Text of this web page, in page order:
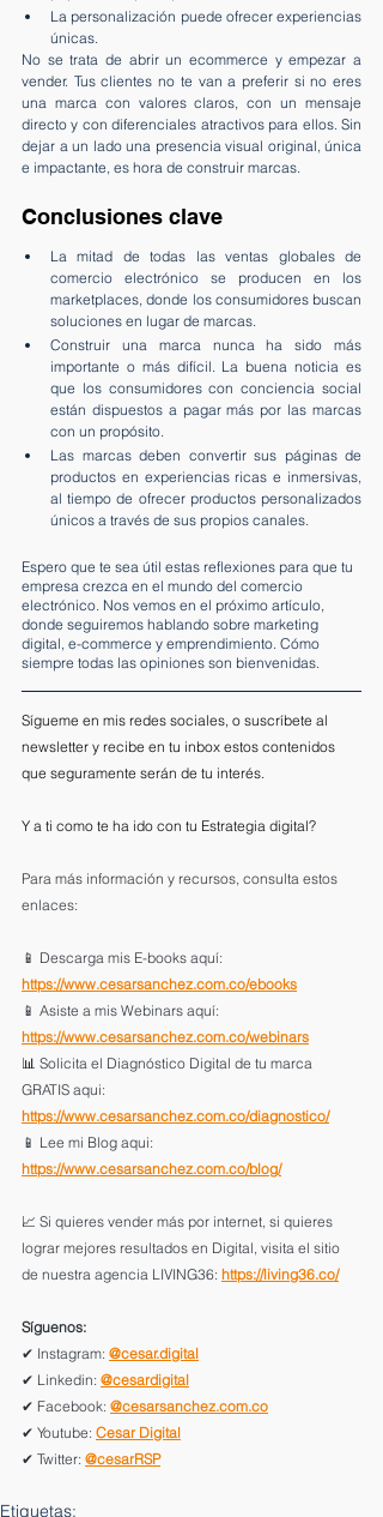
La personalización puede ofrecer experiencias
únicas.
No se trata de abrir un ecommerce y empezar a
vender. Tus clientes no te van a preferir si no eres
una marca con valores claros, con un mensaje
directo y con diferenciales atractivos para ellos. Sin
dejar a un lado una presencia visual original, única
e impactante, es hora de construir marcas.
Conclusiones clave
La mitad de todas las ventas globales de
comercio electrónico se producen en los
marketplaces, donde los consumidores buscan
soluciones en lugar de marcas.
Construir una marca nunca ha sido más
importante o más difícil. La buena noticia es
que los consumidores con conciencia social
están dispuestos a pagar más por las marcas
con un propósito.
Las marcas deben convertir sus páginas de
productos en experiencias ricas e inmersivas,
al tiempo de ofrecer productos personalizados
únicos a través de sus propios canales.
Espero que te sea útil estas reflexiones para que tu
empresa crezca en el mundo del comercio
electrónico. Nos vemos en el próximo artículo,
donde seguiremos hablando sobre marketing
digital, e-commerce y emprendimiento. Cómo
siempre todas las opiniones son bienvenidas.
Sígueme en mis redes sociales, o suscríbete al
newsletter y recibe en tu inbox estos contenidos
que seguramente serán de tu interés.
Y a ti como te ha ido con tu Estrategia digital?
Para más información y recursos, consulta estos
enlaces:
📱 Descarga mis E-books aquí:
https://www.cesarsanchez.com.co/ebooks
📱 Asiste a mis Webinars aquí:
https://www.cesarsanchez.com.co/webinars
📊 Solicita el Diagnóstico Digital de tu marca
GRATIS aqui:
https://www.cesarsanchez.com.co/diagnostico/
📱 Lee mi Blog aqui:
https://www.cesarsanchez.com.co/blog/
📈 Si quieres vender más por internet, si quieres
lograr mejores resultados en Digital, visita el sitio
de nuestra agencia LIVING36: https://living36.co/
Síguenos:
✔ Instagram: @cesar.digital
✔ Linkedin: @cesardigital
✔ Facebook: @cesarsanchez.com.co
✔ Youtube: Cesar Digital
✔ Twitter: @cesarRSP
Etiquetas: